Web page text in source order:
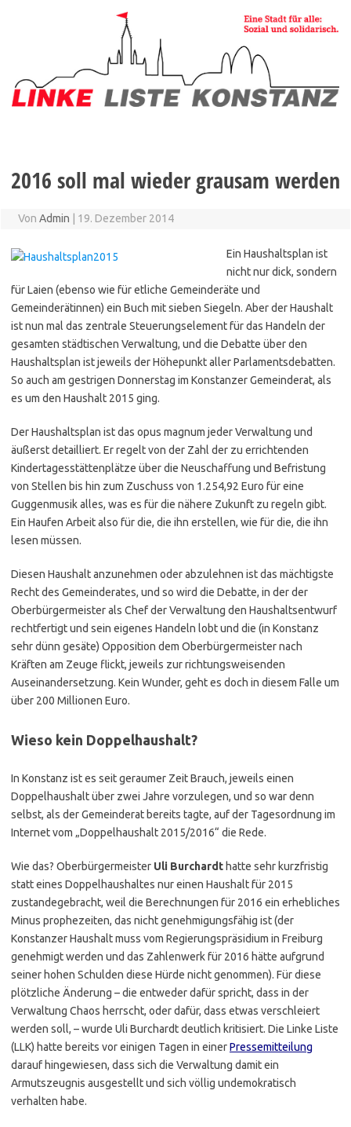
2016 soll mal wieder grausam werden
Von Admin 19. Dezember 2014
Ein Haushaltsplan ist
nicht nur dick, sondern
für Laien (ebenso wie für etliche Gemeinderäte und
Gemeinderätinnen) ein Buch mit sieben Siegeln. Aber der Haushalt
ist nun mal das zentrale Steuerungselement für das Handeln der
gesamten städtischen Verwaltung, und die Debatte über den
Haushaltsplan ist jeweils der Höhepunkt aller Parlamentsdebatten.
So auch am gestrigen Donnerstag im Konstanzer Gemeinderat, als
es um den Haushalt 2015 ging.
Der Haushaltsplan ist das opus magnum jeder Verwaltung und
äußerst detailliert. Er regelt von der Zahl der zu errichtenden
Kindertagesstättenplätze über die Neuschaffung und Befristung
von Stellen bis hin zum Zuschuss von 1.254,92 Euro für eine
Guggenmusik alles, was es für die nähere Zukunft zu regeln gibt.
Ein Haufen Arbeit also für die, die ihn erstellen, wie für die, die ihn
lesen müssen.
Diesen Haushalt anzunehmen oder abzulehnen ist das mächtigste
Recht des Gemeinderates, und so wird die Debatte, in der der
Oberbürgermeister als Chef der Verwaltung den Haushaltsentwurf
rechtfertigt und sein eigenes Handeln lobt und die (in Konstanz
sehr dünn gesäte) Opposition dem Oberbürgermeister nach
Kräften am Zeuge flickt, jeweils zur richtungsweisenden
Auseinandersetzung. Kein Wunder, geht es doch in diesem Falle um
über 200 Millionen Euro.
Wieso kein Doppelhaushalt?
In Konstanz ist es seit geraumer Zeit Brauch, jeweils einen
Doppelhaushalt über zwei Jahre vorzulegen, und so war denn
selbst, als der Gemeinderat bereits tagte, auf der Tagesordnung im
Internet vom „Doppelhaushalt 2015/2016“ die Rede.
Wie das? Oberbürgermeister Uli Burchardt hatte sehr kurzfristig
statt eines Doppelhaushaltes nur einen Haushalt für 2015
zustandegebracht, weil die Berechnungen für 2016 ein erhebliches
Minus prophezeiten, das nicht genehmigungsfähig ist (der
Konstanzer Haushalt muss vom Regierungspräsidium in Freiburg
genehmigt werden und das Zahlenwerk für 2016 hätte aufgrund
seiner hohen Schulden diese Hürde nicht genommen). Für diese
plötzliche Änderung – die entweder dafür spricht, dass in der
Verwaltung Chaos herrscht, oder dafür, dass etwas verschleiert
werden soll, – wurde Uli Burchardt deutlich kritisiert. Die Linke Liste
(LLK) hatte bereits vor einigen Tagen in einerPressemitteilung
darauf hingewiesen, dass sich die Verwaltung damit ein
Armutszeugnis ausgestellt und sich völlig undemokratisch
verhalten habe.